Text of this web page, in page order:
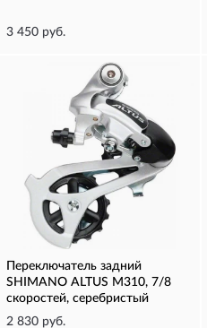
3 450 руб.
Переключатель задний
SHIMANO ALTUS M310, 7/8
скоростей, серебристый
2 830 руб.